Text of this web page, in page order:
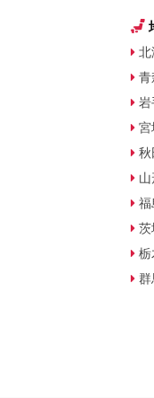
北
青
岩
宮
秋
山
福
茨
栃
群